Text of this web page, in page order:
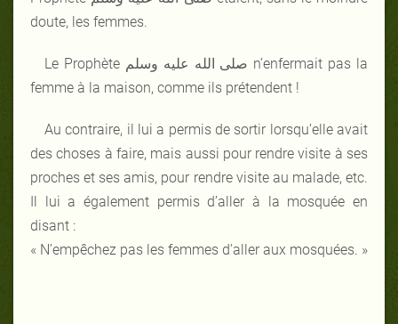
doute, les femmes.
Le Prophète صلى الله عليه وسلم n’enfermait pas la
femme à la maison, comme ils prétendent !
Au contraire, il lui a permis de sortir lorsqu’elle avait
des choses à faire, mais aussi pour rendre visite à ses
proches et ses amis, pour rendre visite au malade, etc.
Il lui a également permis d’aller à la mosquée en
disant :
« N’empêchez pas les femmes d’aller aux mosquées. »